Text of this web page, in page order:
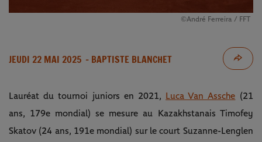
©André Ferreira / FFT
JEUDI 22 MAI 2025 - BAPTISTE BLANCHET
Lauréat du tournoi juniors en 2021, Luca Van Assche (21
ans, 179e mondial) se mesure au Kazakhstanais Timofey
Skatov (24 ans, 191e mondial) sur le court Suzanne-Lenglen